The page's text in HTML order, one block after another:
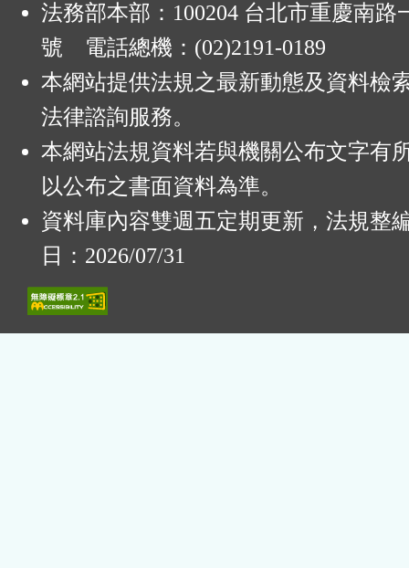
法務部本部：100204 台北市重慶南路
號 電話總機：(02)2191-0189
本網站提供法規之最新動態及資料檢
法律諮詢服務。
本網站法規資料若與機關公布文字有
以公布之書面資料為準。
資料庫內容雙週五定期更新，法規整
日：2026/07/31